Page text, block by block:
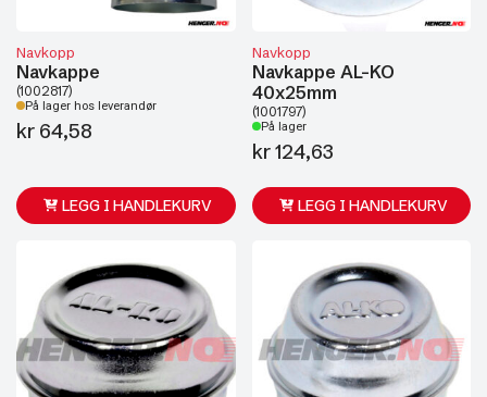
Navkopp
Navkappe
(1002817)
På lager hos leverandør
kr 64,58
LEGG I HANDLEKURV
Navkopp
Navkappe AL-KO
40x25mm
(1001797)
På lager
kr124,63
LEGG I HANDLEKURV